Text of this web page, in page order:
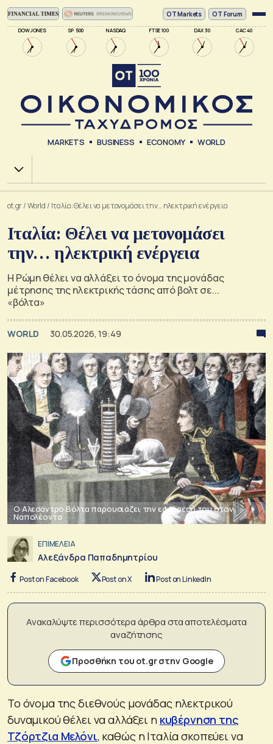
DOW JONES SP 500 NASDAQ FTSE 100 DAX 30 CAC 40
ΟΤ Markets OT Forum
MARKETS BUSINESS ECONOMY WORLD
Χ.Α.
ot.gr/World / Ιταλία: Θέλει να μετονομάσει την… ηλεκτρική ενέργεια
Ιταλία: Θέλει να μετονομάσει
την… ηλεκτρική ενέργεια
Η Ρώμη θέλει να αλλάξει το όνομα της μονάδας
μέτρησης της ηλεκτρικής τάσης από βολτ σε...
«βόλτα»
WORLD 30.05.2026, 19:49
Ο Αλεσάντρο Βόλτα παρουσιάζει την εφεύρεσή του στον
Ναπολέοντα
ΕΠΙΜΕΛΕΙΑ
Αλεξάνδρα Παπαδημητρίου
Post on Facebook Post on X Post on LinkedIn
Ανακαλύψτε περισσότερα άρθρα στα αποτελέσματα
αναζήτησης
Προσθήκη του ot.gr στην Google
Το όνομα της διεθνούς μονάδας ηλεκτρικού
δυναμικού θέλει να αλλάξει η κυβέρνηση της
Τζόρτζια Μελόνι, καθώς η Ιταλία σκοπεύει να